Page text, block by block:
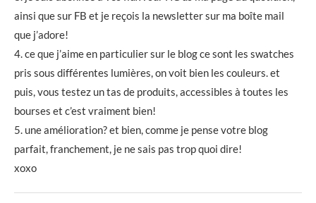
ainsi que sur FB et je reçois la newsletter sur ma boîte mail
que j’adore!
4. ce que j’aime en particulier sur le blog ce sont les swatches
pris sous différentes lumières, on voit bien les couleurs. et
puis, vous testez un tas de produits, accessibles à toutes les
bourses et c’est vraiment bien!
5. une amélioration? et bien, comme je pense votre blog
parfait, franchement, je ne sais pas trop quoi dire!
xoxo